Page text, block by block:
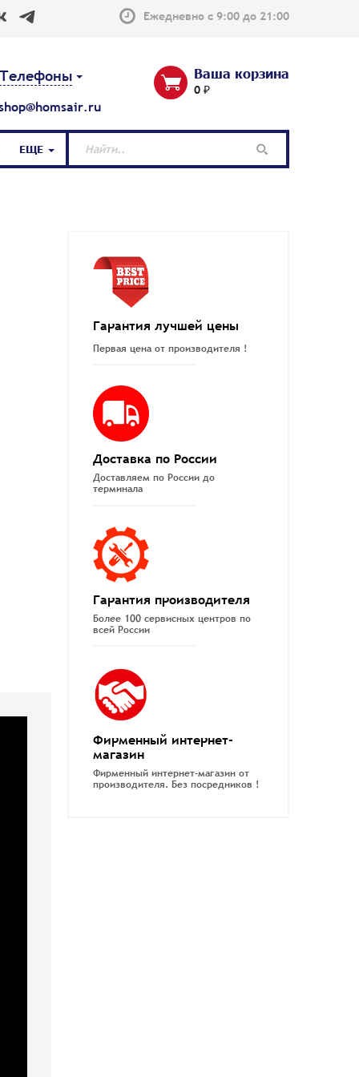
Ежедневно с 9:00 до 21:00
Телефоны Ваша корзина
0 ₽
Гарантия лучшей цены
Первая цена от производителя !
Доставка по России
Доставляем по России до
терминала
Гарантия производителя
Более 100 сервисных центров по
всей России
Фирменный интернет-
магазин
Фирменный интернет-магазин от
производителя. Без посредников !
ЕЩЕ